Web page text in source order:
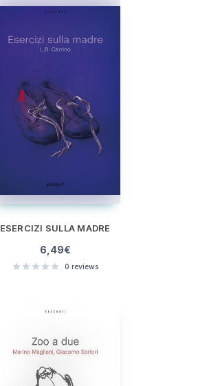
ESERCIZI SULLA MADRE
6,49€
0 reviews